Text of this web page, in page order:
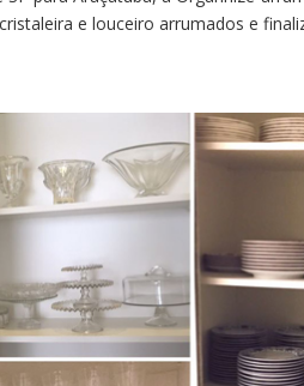
e louceiro arrumados e